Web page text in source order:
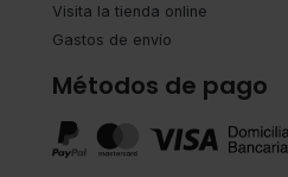
Visita la tienda online
Gastos de envío
Métodos de pago